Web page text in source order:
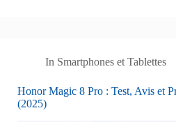
In Smartphones et Tablettes
Honor Magic 8 Pro : Test, Avis et
(2025)